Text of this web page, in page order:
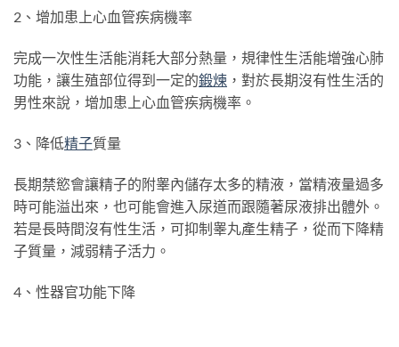
2、增加患上心血管疾病機率
完成一次性生活能消耗大部分熱量，規律性生活能增強心肺
功能，讓生殖部位得到一定的鍛煉 ，對於長期沒有性生活的
男性來說，增加患上心血管疾病機率。
3、降低精子質量
長期禁慾會讓精子的附睾內儲存太多的精液，當精液量過多
時可能溢出來，也可能會進入尿道而跟隨著尿液排出體外。
若是長時間沒有性生活，可抑制睾丸產生精子，從而下降精
子質量，減弱精子活力。
4、性器官功能下降